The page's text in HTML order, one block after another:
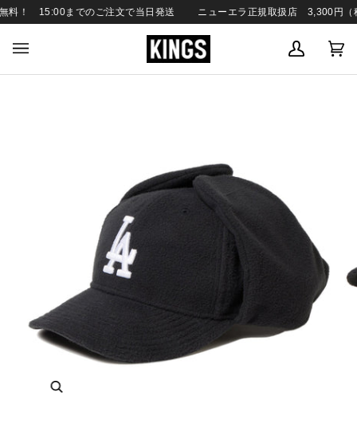
SKIP
TO
！ 15:00までのご注文で当日発送 ニューエラ正規取扱店 3,300円（税